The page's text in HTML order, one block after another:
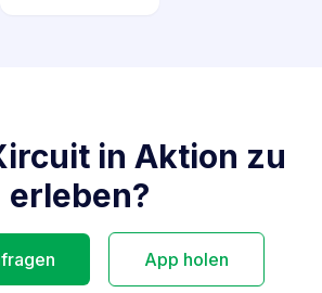
in Aktion zu
erleben?
App holen